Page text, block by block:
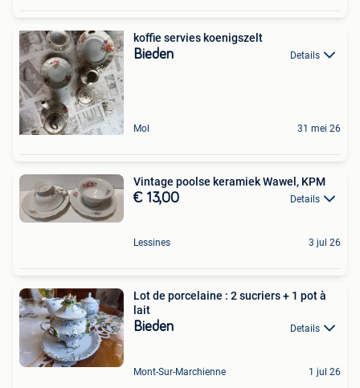
koffie servies koenigszelt
Bieden Details
Mol 31 mei 26
Vintage poolse keramiek Wawel, KPM
€ 13,00 Details
Lessines 3 jul 26
Lot de porcelaine : 2 sucriers + 1 pot à
lait
Bieden Details
Mont-Sur-Marchienne 1 jul 26